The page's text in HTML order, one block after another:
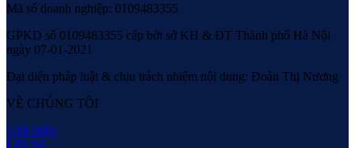
Mã số doanh nghiệp: 0109483355
GPKD số 0109483355 cấp bởi sở KH & ĐT Thành phố Hà Nội
ngày 07-01-2021
Đại diện pháp luật & chịu trách nhiệm nội dung: Đoàn Thị Nương
VỀ CHÚNG TÔI
Giới thiệu
Liên hệ